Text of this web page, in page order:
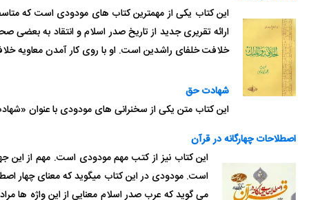
این کتاب یکی از مهمترین کتاب های مودودی است که
ارائه تقریری جدید از تاریخ صدر اسلام و انتقاد به
خلافت خلفای راشدین است. او با روی کار آمدن معاویه
شهادت حق
این کتاب متن یکی از سخنرانی های مودودی با عنوان
اصطلاحات چهارگانه در قرآن
این کتاب نیز از کتب مهم مودودی است. مهم از
است. مودودی در این کتاب میگوید که معنای چهار
می گوید که عرب صدر اسلام معنایی از این واژه ها